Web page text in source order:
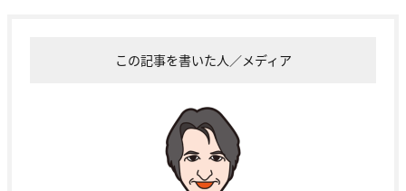
この記事を書いた人／メディア